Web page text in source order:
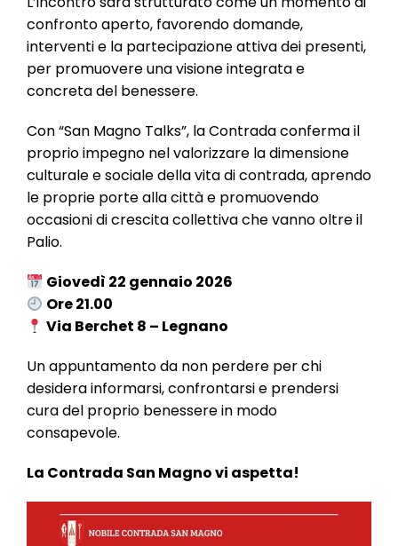
confronto aperto, favorendo domande,
interventi e la partecipazione attiva dei presenti,
per promuovere una visione integrata e
concreta del benessere.
Con “San Magno Talks”, la Contrada conferma il
proprio impegno nel valorizzare la dimensione
culturale e sociale della vita di contrada, aprendo
le proprie porte alla città e promuovendo
occasioni di crescita collettiva che vanno oltre il
Palio.
Giovedì 22 gennaio 2026
Ore 21.00
Via Berchet 8 – Legnano
Un appuntamento da non perdere per chi
desidera informarsi, confrontarsi e prendersi
cura del proprio benessere in modo
consapevole.
La Contrada San Magno vi aspetta!